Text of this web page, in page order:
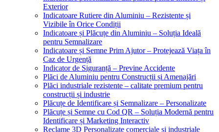
Exterior
Indicatoare Rutiere din Aluminiu – Rezistente și
Vizibile în Orice Condiții
Indicatoare și Plăcuțe din Aluminiu – Soluția Ideală
pentru Semnalizare
Indicatoare și Semne Prim Ajutor – Protejează Viața în
Caz de Urgență
Indicator de Siguranță – Previne Accidente
Plăci de Aluminiu pentru Construcții și Amenajări
Plăci industriale rezistente – calitate premium pentru
construcții și industrie
Plăcuțe de Identificare și Semnalizare – Personalizate
Plăcuțe și Semne cu Cod QR – Soluția Modernă pentru
Identificare și Marketing Interactiv
Reclame 3D Personalizate comerciale si industriale